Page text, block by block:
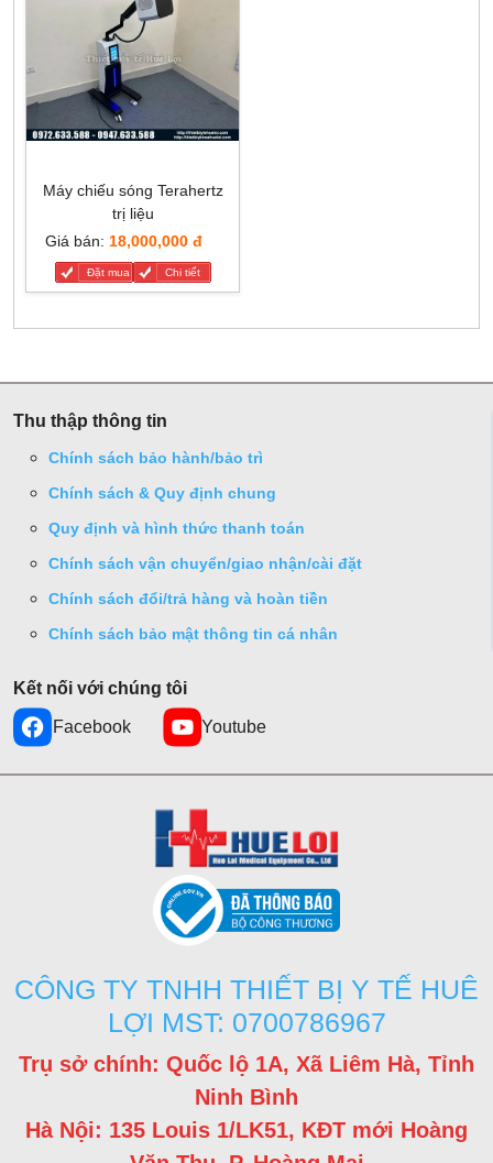
Máy chiếu sóng Terahertz
trị liệu
Giá bán: 18,000,000 đ
Đặt mua Chi tiết
Thu thập thông tin
Chính sách bảo hành/bảo trì
Chính sách & Quy định chung
Quy định và hình thức thanh toán
Chính sách vận chuyển/giao nhận/cài đặt
Chính sách đổi/trả hàng và hoàn tiền
Chính sách bảo mật thông tin cá nhân
Kết nối với chúng tôi
Facebook Youtube
CÔNG TY TNHH THIẾT BỊ Y TẾ HUÊ
LỢI MST: 0700786967
Trụ sở chính: Quốc lộ 1A, Xã Liêm Hà, Tỉnh
Ninh Bình
Hà Nội: 135 Louis 1/LK51, KĐT mới Hoàng